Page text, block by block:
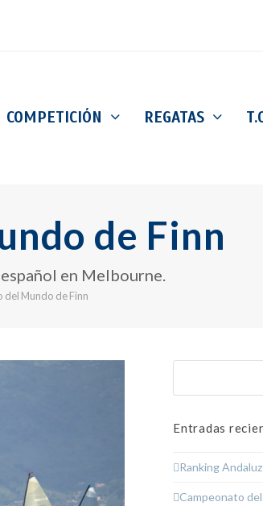
COMPETICIÓN REGATAS
de Finn
en Melbourne.
del Mundo de Finn
Entradas
Ranking
Campeonato